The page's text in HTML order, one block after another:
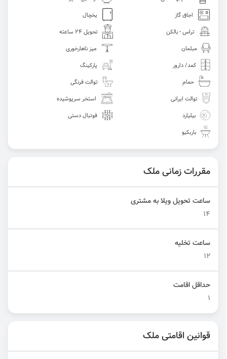
اجاق گاز
یخچال
تراس - بالکن
تحویل 24 ساعته
مبلمان
میز ناهارخوری
کمد/ دارور
پارکینگ
حمام
توالت فرنگی
توالت ایرانی
استخر سرپوشیده
بیلیارد
فوتبال دستی
باربکیو
مقررات زمانی ملک
ساعت تحویل ویلا به مشتری
14
ساعت تخلیه
12
حداقل اقامت
1
قوانین اقامتی ملک